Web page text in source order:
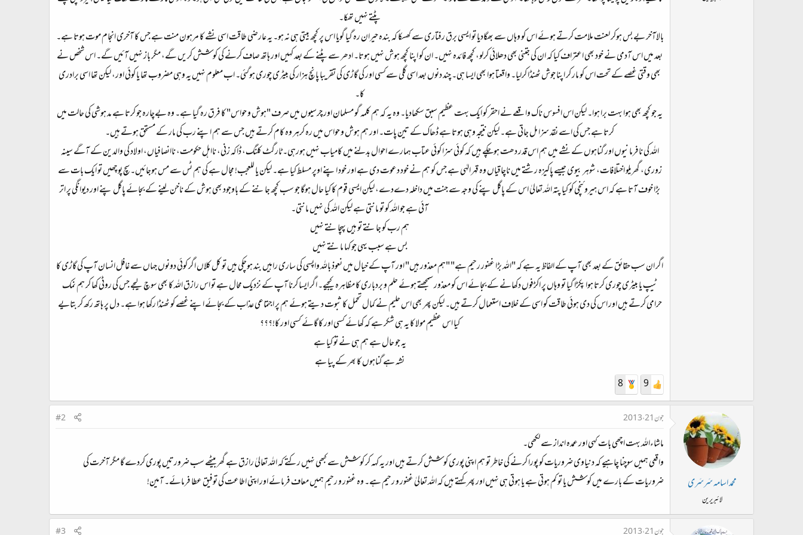
پٹتے نہیں تھکا۔
بالاآخر بے بس ہوکر لعنت ملامت کرتے ہوئے اس کو وہاں سے بھگادیا تو ایسی برق رفتاری سے کھسکا کہ بندہ حیران رہ گیا گویا اس پر کچھ بیتی ہی نہ ہو۔ یہ عارضی طاقت اسی نشے کا مرہون منت ہے جس کا آخری انجام موت ہوتا ہے۔
بعد میں اس آدمی نے خود بھی اعتراف کیا کہ ان کی جتنی بھی دھلائی کرلو، کچھ فائدہ نہیں۔ ان کو اپنا کچھ ہوش نہیں ہوتا۔ ادھر سے پٹنے کے بعد کہیں اور ہاتھ صاف کرنے کی کوشش کریں گے، مگر باز نہیں آئیں گے۔ اس شخص نے
بھی وقتی غصے کے تحت اس کو مار کر اپنا جوش ٹھنڈا کرلیا۔ واقعتا ہوا بھی ایسا ہی۔ چند دنوں بعد اسی گلی سےکسی اور کی گاڑی کی تقریبا پانچ ہزار کی بیٹری چوری ہوگئی۔ اب معلوم نہیں یہ وہی مضروب تھا یا کوئی اور، لیکن تھا اسی برادری
کا۔
یہ جو کچھ بھی ہوا بہت برا ہوا۔ لیکن اس افسوس ناک واقعے نے احقر کو ایک بہت عظیم سبق سکھادیا۔ وہ یہ کہ ہم کلمہ گو مسلمان اور چرسیوں میں صرف "ہوش و حواس" کا فرق رہ گیا ہے۔ وہ بےچارہ جو کرتا ہے مد ہوشی کی حالت میں
کرتا ہے جس کی اسے نقد سزا مل جاتی ہے۔ لیکن نتیجہ وہی ہوتا ہے ڈھاک کے تین پات۔ اور ہم ہوش و حواس میں رہ کرہر وہ کام کرتے ہیں جس سے ہم اپنے رب کی مار کے مستحق ہوتے ہیں۔
اللہ کی نافرمانیوں اور گناہوں کے نشے میں ہم اس قدر دھت ہوچکے ہیں کہ کوئی سزا کوئی عتاب ہمارے احوال بدلنے میں کامیاب نہیں ہورہی۔ ٹارگٹ کلنگ، ڈاکہ زنی، نااہل حکومت، ناانصافیاں، اولاد کی والدین کے آگے سینہ
زوری، گھریلو اختلافات، شوہر بیوی جیسے پاکیزہ رشتے میں ناچاقیاں وہ قہر الہٰی ہے جس کو ہم نے خود دعوت دی ہے اور خود اپنے اوپر مسلط کیا ہے۔ لیکن یا للعجب! مجال ہے کی ہم ٹس سے مس ہوجائیں۔ سچ پوچھیں تو ایک بات سے
بڑا خوف آتا ہے کہ اس ہیروئنچی کو کیا پتہ اللہ تعالیٰ اس کے پاگل پنے کی وجہ سے جنت میں داخلہ دےدے، لیکن ایسی قوم کا کیا حال ہوگا جو سب کچھ جاننے کے باوجود بھی ہوش کے ناخن لینے کے بجائے پاگل پنے اور دیوانگی پر اتر
آئی ہے جو اللہ کو تو مانتی ہے لیکن اللہ کی نہیں مانتی۔
ہم رب کو جانتے تو ہیں پہچانتے نہیں
بس ہے سبب یہی جو کہا مانتے نہیں
اگر ان سب حقائق کے بعد بھی آپ کے الفاظ یہ ہے کہ "اللہ بڑا غفور رحیم ہے" "ہم معذور ہیں" اور آپ کے خیال میں نعوذ باللہ واپسی کی ساری راہیں بند ہوچکی ہیں تو کل کلاں اگر کوئی دونوں جہاں سے غافل انسان آپ کی گاڑی کا
ٹیپ یا بیٹری چوری کرتا ہوا پکڑا گیا تو وہاں پر اکڑفوں دکھانے کے بجائے اس کو معذور سمجھتے ہوئے حلم و بردباری کا مظاہرہ کیجیے۔ اگر ایسا کرنا آپ کے نزدیک محال ہے تو اس رازق اللہ کا بھی سوچ لیجے جس کی روٹی کھا کر ہم نمک
حرامی کرتے ہیں اور اس کی دی ہوئی طاقت کو اسی کے خلاف استعمال کرتے ہیں۔ لیکن پھر بھی اس حلیم نے کمال تحمل کا ثبوت دیتے ہوئے ہم پر اجتماعی عذاب کے بجائے اپنے غصے کو ٹھنڈا رکھا ہوا ہے۔ دل پر ہاتھ رکھ کر بتایے
کیا اس عظیم مولا کا یہ ہی شکر ہے کہ کھائے کسی اور کا گائے کسی اور کا!؟؟؟
یہ جو حال ہے ہم ہی نے تو کیا ہے
نشہ ہے گناہوں کا بھر کے پیا ہے​
9
8
محمد اسامہ سَرسَری
لائبریرین
جون 21، 2013 #2
ماشاءاللہ بہت اچھی بات کہی اور عمدہ انداز سے لکھی۔
واقعی ہمیں سوچنا چاہیے کہ دنیاوی ضروریات کو پورا کرنے کی خاطر تو ہم اپنی پوری کوشش کرتے ہیں اور یہ کہہ کر کوشش سے کبھی نہیں رکتے کہ اللہ تعالیٰ رازق ہے گھر بیٹھے سب ضرورتیں پوری کردے گا مگر آخرت کی
ضروریات کے بارے میں کوشش یا تو کم ہوتی ہے یا ہوتی ہی نہیں اور پھر کہتے ہیں کہ اللہ تعالیٰ غفور و رحیم ہے۔ وہ غفور و رحیم ہمیں معاف فرمائے اور اپنی اطاعت کی توفیق عطا فرمائے۔ آمین!
جون 21، 2013 #3